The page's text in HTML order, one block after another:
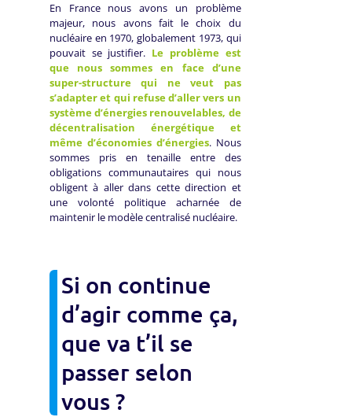
En France nous avons un problème
majeur, nous avons fait le choix du
nucléaire en 1970, globalement 1973, qui
pouvait se justifier. Le problème est
que nous sommes en face d’une
super-structure qui ne veut pas
s’adapter et qui refuse d’aller vers un
système d’énergies renouvelables, de
décentralisation énergétique et
même d’économies d’énergies. Nous
sommes pris en tenaille entre des
obligations communautaires qui nous
obligent à aller dans cette direction et
une volonté politique acharnée de
maintenir le modèle centralisé nucléaire.
Si on continue
d’agir comme ça,
que va t’il se
passer selon
vous ?